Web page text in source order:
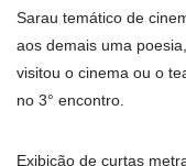
Sarau temático de
aos demais uma
visitou o cinema ou o
no 3° encontro.
Exibição de curtas